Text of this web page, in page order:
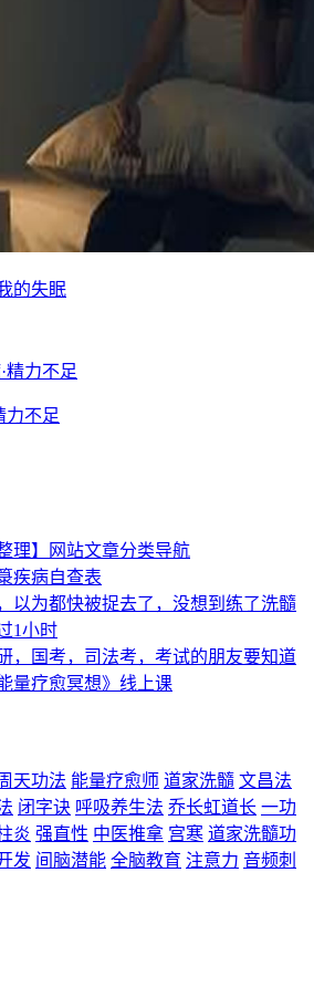
的失眠
力不足
理】网站文章分类导航
疾病自查表
以为都快被捉去了，没想到练了洗髓
1小时
，国考，司法考，考试的朋友要知道
量疗愈冥想》线上课
天功法 能量疗愈师 道家洗髓 文昌法
闭字诀 呼吸养生法 乔长虹道长 一功
炎 强直性 中医推拿 宫寒 道家洗髓功
发 间脑潜能 全脑教育 注意力 音频刺